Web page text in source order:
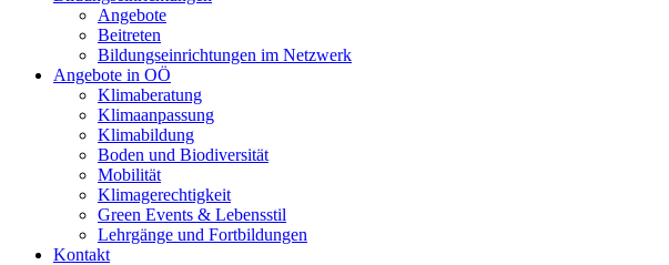
Angebote
Beitreten
Bildungseinrichtungen im Netzwerk
Angebote in OÖ
Klimaberatung
Klimaanpassung
Klimabildung
Boden und Biodiversität
Mobilität
Klimagerechtigkeit
Green Events & Lebensstil
Lehrgänge und Fortbildungen
Kontakt